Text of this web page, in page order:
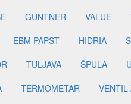
GUNTNER VALUE
EBM PAPST HIDRIA
TULJAVA ŠPULA
TERMOMETAR
VENTIL